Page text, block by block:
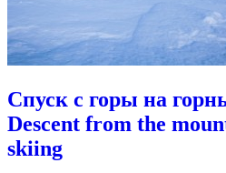
Спуск с горы на
Descent from the
skiing